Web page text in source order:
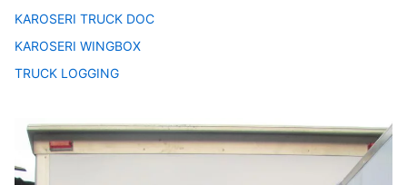
KAROSERI TRUCK DOC
KAROSERI WINGBOX
TRUCK LOGGING